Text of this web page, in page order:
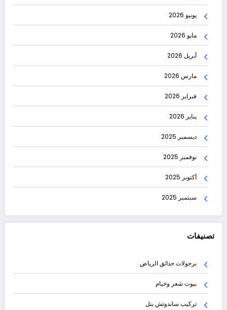
يونيو 2026
مايو 2026
أبريل 2026
مارس 2026
فبراير 2026
يناير 2026
ديسمبر 2025
نوفمبر 2025
أكتوبر 2025
سبتمبر 2025
تصنيفات
برجولات حدائق الرياض
بيوت شعر وخيام
تركيب ساندوتش بنل